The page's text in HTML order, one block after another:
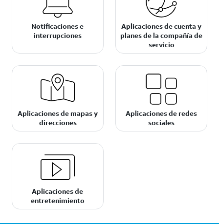
Notificaciones e
interrupciones
Aplicaciones de cuenta y
planes de la compañía de
servicio
Aplicaciones de mapas y
direcciones
Aplicaciones de redes
sociales
Aplicaciones de
entretenimiento